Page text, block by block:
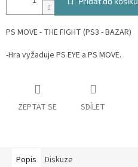
PS MOVE - THE FIGHT (PS3 - BAZAR)
-Hra vyžaduje PS EYE a PS MOVE.
ZEPTAT SE SDÍLET
Popis Diskuze